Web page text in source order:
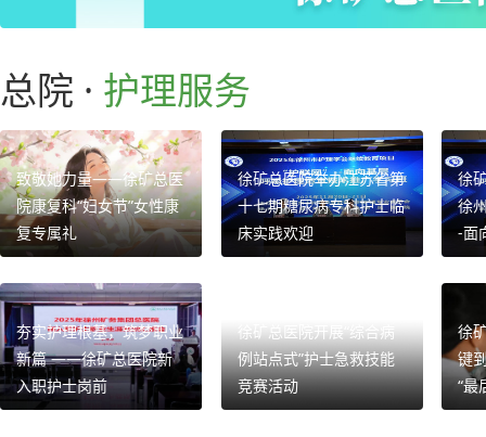
总院 · 护理服务
致敬她力量——徐矿总医
院康复科“妇女节”女性康
复专属礼
徐矿总医院举办江苏省第
十七期糖尿病专科护士临
床实践欢迎
徐
徐
-面
夯实护理根基，筑梦职业
新篇 ——徐矿总医院新
入职护士岗前
徐矿总医院开展“综合病
例站点式”护士急救技能
竞赛活动
徐
键
“最